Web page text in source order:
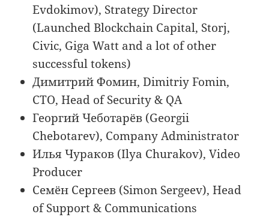
Evdokimov), Strategy Director
(Launched Blockchain Capital, Storj,
Civic, Giga Watt and a lot of other
successful tokens)
Димитрий Фомин, Dimitriy Fomin,
CTO, Head of Security & QA
Георгий Чеботарёв (Georgii
Chebotarev), Company Administrator
Илья Чураков (Ilya Churakov), Video
Producer
Семён Сергеев (Simon Sergeev), Head
of Support & Communications